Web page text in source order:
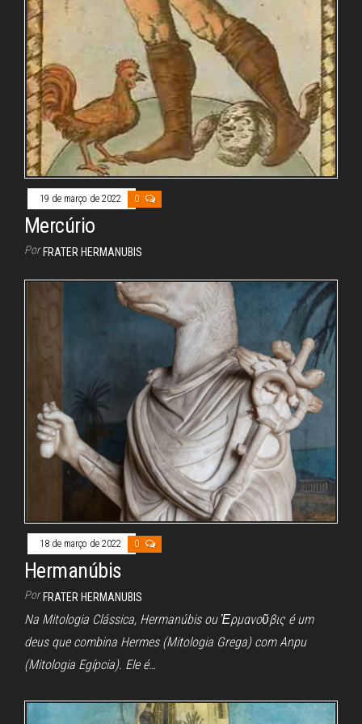
19 de março de 2022 0
Mercúrio
Por FRATER HERMANUBIS
18 de março de 2022 0
Hermanúbis
Por FRATER HERMANUBIS
Na Mitologia Clássica, Hermanúbis ou Ἑρμανοῦβις é um
deus que combina Hermes (Mitologia Grega) com Anpu
(Mitologia Egípcia). Ele é…